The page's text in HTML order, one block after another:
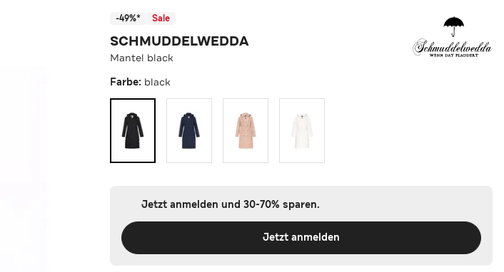
-49%* Sale
SCHMUDDELWEDDA
Mantel black
Farbe: black
Jetzt anmelden und 30-70% sparen.
Jetzt anmelden